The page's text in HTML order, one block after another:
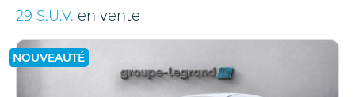
29 S.U.V. en vente
NOUVEAUTÉ